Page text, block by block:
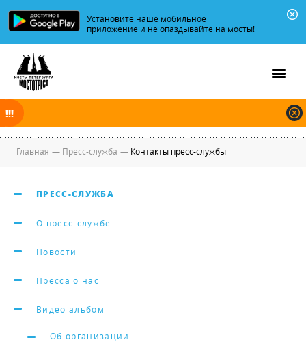
Установите наше мобильное
приложение и не опаздывайте на мосты!
разводятся по графику.
Главная — Пресс-служба — Контакты пресс-службы
ПРЕСС-СЛУЖБА
О пресс-службе
Новости
Пресса о нас
Видео альбом
Об организации